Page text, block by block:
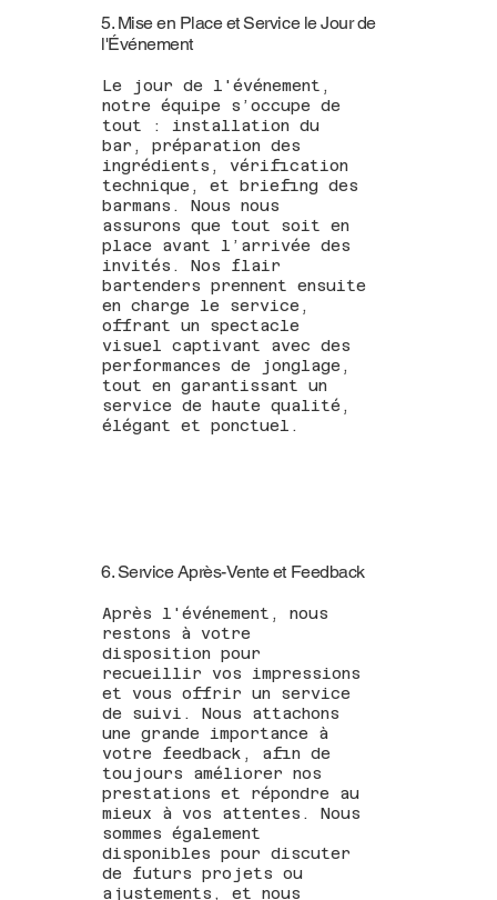
5. Mise en Place et Service le Jour de
l'Événement
Le jour de l'événement,
notre équipe s’occupe de
tout : installation du
bar, préparation des
ingrédients, vérification
technique, et briefing des
barmans. Nous nous
assurons que tout soit en
place avant l’arrivée des
invités. Nos flair
bartenders prennent ensuite
en charge le service,
offrant un spectacle
visuel captivant avec des
performances de jonglage,
tout en garantissant un
service de haute qualité,
élégant et ponctuel.
6. Service Après-Vente et Feedback
Après l'événement, nous
restons à votre
disposition pour
recueillir vos impressions
et vous offrir un service
de suivi. Nous attachons
une grande importance à
votre feedback, afin de
toujours améliorer nos
prestations et répondre au
mieux à vos attentes. Nous
sommes également
disponibles pour discuter
de futurs projets ou
ajustements, et nous